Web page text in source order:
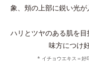
象、頬の上部に鋭い光
ハリとツヤのある肌を
味方につけ
* イチョウエキス＝好